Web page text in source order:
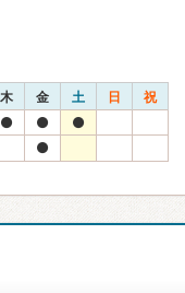
木 金 土 日 祝